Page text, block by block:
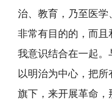
治、教育，乃至医
非常有目的的，而且
我意识结合在一起。
以明治为中心，把
旗下，来开展革命